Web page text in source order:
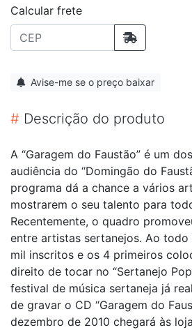
Calcular frete
Avise-me se o preço baixar
# Descrição do produto
A “Garagem do Faustão” é um
audiência do “Domingão do
programa dá a chance a vários
mostrarem o seu talento para
Recentemente, o quadro
entre artistas sertanejos. Ao todo
mil inscritos e os 4 primeiros
direito de tocar no “Sertanejo
festival de música sertaneja já
de gravar o CD “Garagem do
dezembro de 2010 chegará às